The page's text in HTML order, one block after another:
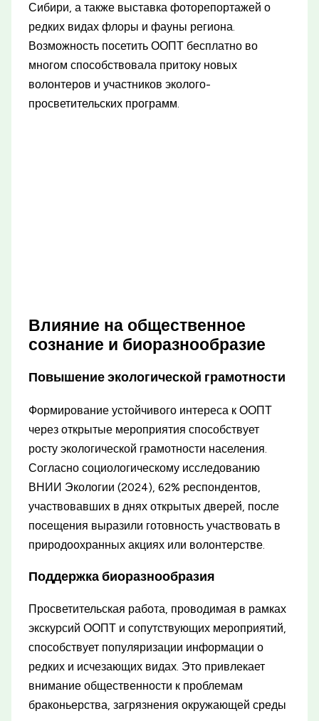
Сибири, а также выставка фоторепортажей о
редких видах флоры и фауны региона.
Возможность посетить ООПТ бесплатно во
многом способствовала притоку новых
волонтеров и участников эколого-
просветительских программ.
Влияние на общественное
сознание и биоразнообразие
Повышение экологической грамотности
Формирование устойчивого интереса к ООПТ
через открытые мероприятия способствует
росту экологической грамотности населения.
Согласно социологическому исследованию
ВНИИ Экологии (2024), 62% респондентов,
участвовавших в днях открытых дверей, после
посещения выразили готовность участвовать в
природоохранных акциях или волонтерстве.
Поддержка биоразнообразия
Просветительская работа, проводимая в рамках
экскурсий ООПТ и сопутствующих мероприятий,
способствует популяризации информации о
редких и исчезающих видах. Это привлекает
внимание общественности к проблемам
браконьерства, загрязнения окружающей среды